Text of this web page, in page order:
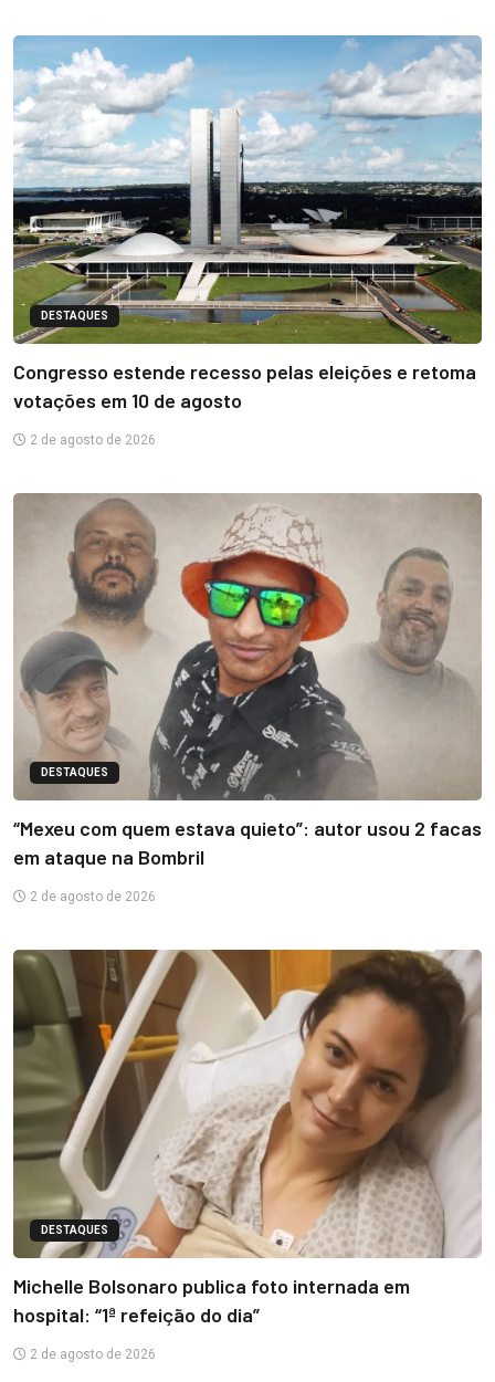
DESTAQUES
Congresso estende recesso pelas eleições e retoma
votações em 10 de agosto
2 de agosto de 2026
DESTAQUES
“Mexeu com quem estava quieto”: autor usou 2 facas
em ataque na Bombril
2 de agosto de 2026
DESTAQUES
Michelle Bolsonaro publica foto internada em
hospital: “1ª refeição do dia”
2 de agosto de 2026